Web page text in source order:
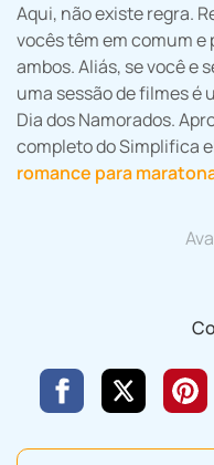
Aqui, não existe regra.
vocês têm em comum
ambos. Aliás, se você e
uma sessão de filmes é
Dia dos Namorados.
completo do Simplifica
romance para